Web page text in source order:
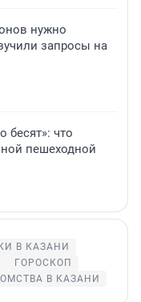
нужно
запросы на
бесят»: что
пешеходной
В КАЗАНИ
ГОРОСКОП
В КАЗАНИ